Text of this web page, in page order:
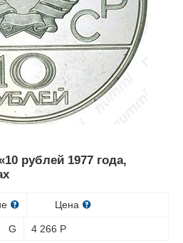
рублей 1977 года,
Цена
G 4 266 Р